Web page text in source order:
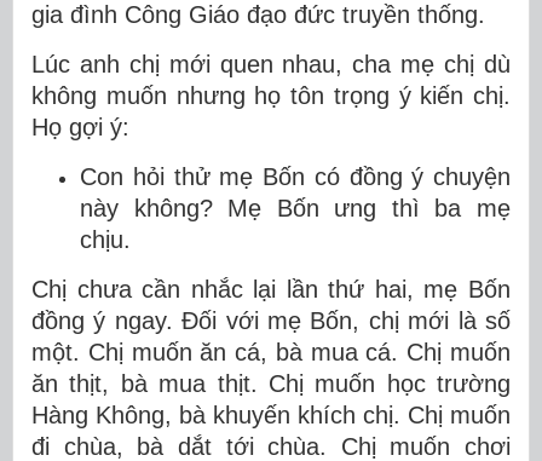
gia đình Công Giáo đạo đức truyền thống.
Lúc anh chị mới quen nhau, cha mẹ chị dù
không muốn nhưng họ tôn trọng ý kiến chị.
Họ gợi ý:
Con hỏi thử mẹ Bốn có đồng ý chuyện
này không? Mẹ Bốn ưng thì ba mẹ
chịu.
Chị chưa cần nhắc lại lần thứ hai, mẹ Bốn
đồng ý ngay. Đối với mẹ Bốn, chị mới là số
một. Chị muốn ăn cá, bà mua cá. Chị muốn
ăn thịt, bà mua thịt. Chị muốn học trường
Hàng Không, bà khuyến khích chị. Chị muốn
đi chùa, bà dắt tới chùa. Chị muốn chơi